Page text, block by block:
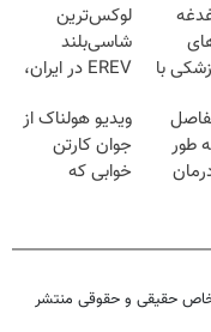
با
لوکس‌ترین
شاسی‌بلند
EREV در ایران،
رونمایی شد!
طور
ویدیو هولناک از
جوان کارتن
خوابی که
حقیقی و حقوقی منتشر